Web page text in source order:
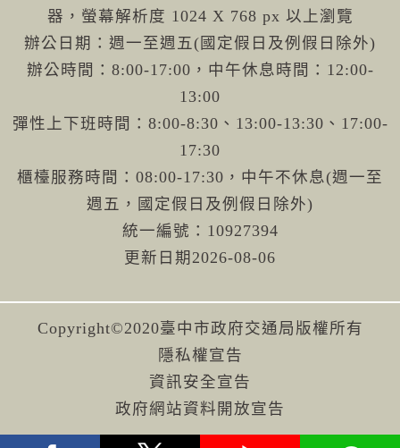
器，螢幕解析度 1024 X 768 px 以上瀏覽
辦公日期：週一至週五(國定假日及例假日除外)
辦公時間：8:00-17:00，中午休息時間：12:00-
13:00
彈性上下班時間：8:00-8:30、13:00-13:30、17:00-
17:30
櫃檯服務時間：08:00-17:30，中午不休息(週一至
週五，國定假日及例假日除外)
統一編號：10927394
更新日期 2026-08-06
Copyright©2020臺中市政府交通局版權所有
隱私權宣告
資訊安全宣告
政府網站資料開放宣告